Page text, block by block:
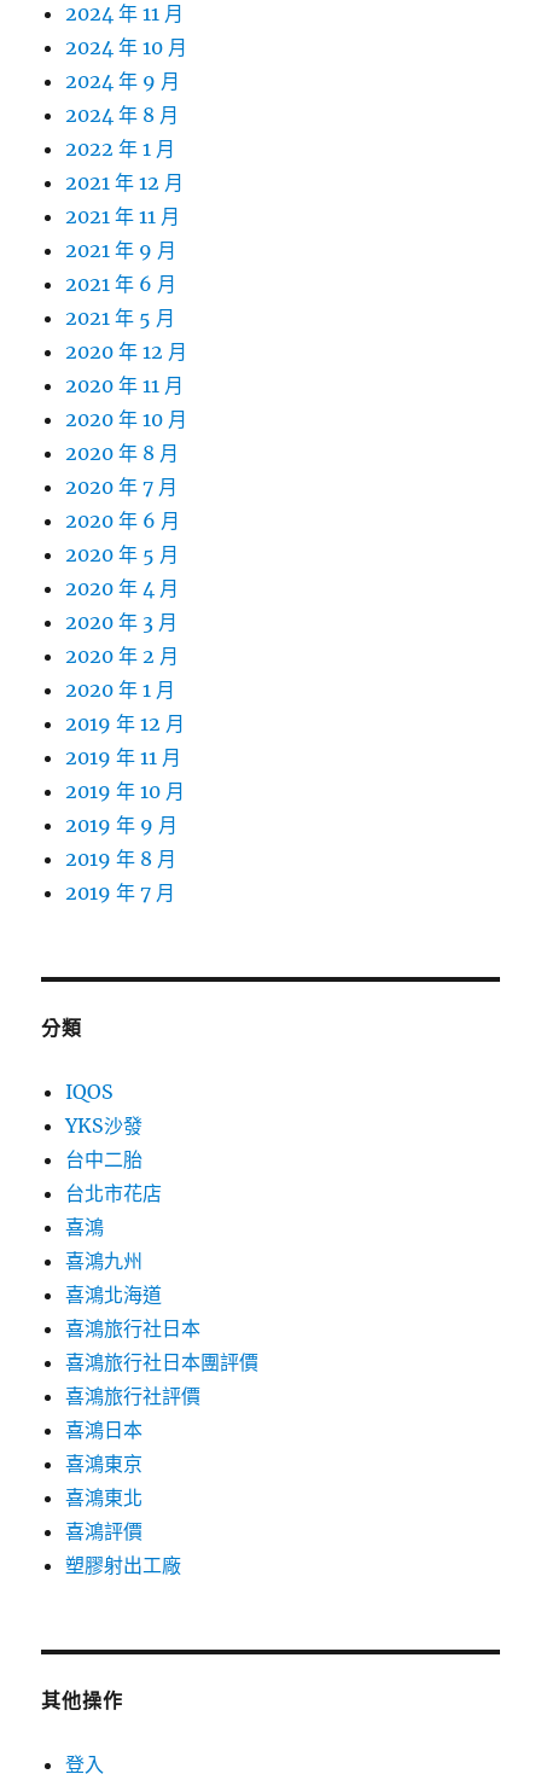
2024 年 11 月
2024 年 10 月
2024 年 9 月
2024 年 8 月
2022 年 1 月
2021 年 12 月
2021 年 11 月
2021 年 9 月
2021 年 6 月
2021 年 5 月
2020 年 12 月
2020 年 11 月
2020 年 10 月
2020 年 8 月
2020 年 7 月
2020 年 6 月
2020 年 5 月
2020 年 4 月
2020 年 3 月
2020 年 2 月
2020 年 1 月
2019 年 12 月
2019 年 11 月
2019 年 10 月
2019 年 9 月
2019 年 8 月
2019 年 7 月
分類
IQOS
YKS沙發
台中二胎
台北市花店
喜鴻
喜鴻九州
喜鴻北海道
喜鴻旅行社日本
喜鴻旅行社日本團評價
喜鴻旅行社評價
喜鴻日本
喜鴻東京
喜鴻東北
喜鴻評價
塑膠射出工廠
其他操作
登入